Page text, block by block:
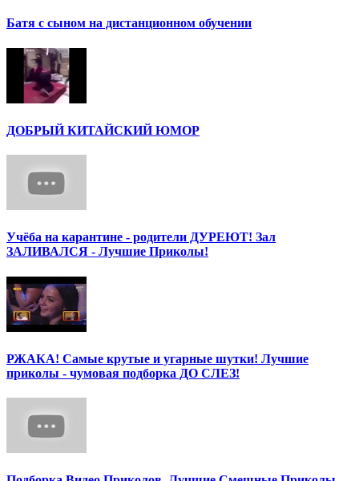
Батя с сыном на дистанционном обучении
ДОБРЫЙ КИТАЙСКИЙ ЮМОР
Учёба на карантине - родители ДУРЕЮТ! Зал
ЗАЛИВАЛСЯ - Лучшие Приколы!
РЖАКА! Самые крутые и угарные шутки! Лучшие
приколы - чумовая подборка ДО СЛЕЗ!